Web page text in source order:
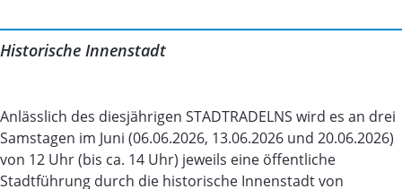
Historische Innenstadt
Anlässlich des diesjährigen STADTRADELNS wird es an drei
Samstagen im Juni (06.06.2026, 13.06.2026 und 20.06.2026)
von 12 Uhr (bis ca. 14 Uhr) jeweils eine öffentliche
Stadtführung durch die historische Innenstadt von